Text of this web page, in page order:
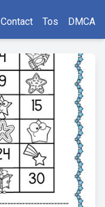
Contact Tos DMCA